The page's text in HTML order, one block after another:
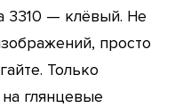
3310 — клёвый. Не
просто
Только
глянцевые